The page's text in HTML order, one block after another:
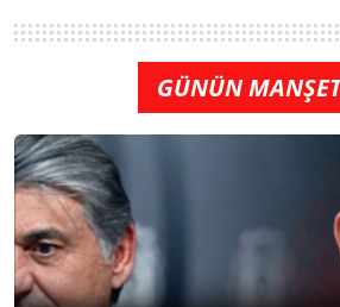
GÜNÜN